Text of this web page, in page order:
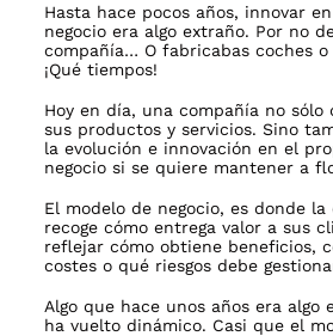
Hasta hace pocos años, innovar
negocio era algo extraño. Por no
compañía… O fabricabas coches o
¡Qué tiempos!
Hoy en día, una compañía no sólo
sus productos y servicios. Sino
la evolución e innovación en el
negocio si se quiere mantener a
El modelo de negocio, es donde la
recoge cómo entrega valor a sus
reflejar cómo obtiene beneficios,
costes o qué riesgos debe
Algo que hace unos años era algo
ha vuelto dinámico. Casi que el